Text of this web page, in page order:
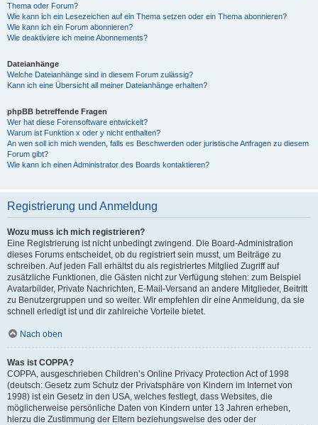
Thema oder Forum?
Wie kann ich ein Lesezeichen auf ein Thema setzen oder ein Thema abonnieren?
Wie kann ich ein Forum abonnieren?
Wie deaktiviere ich meine Abonnements?
Dateianhänge
Welche Dateianhänge sind in diesem Forum zulässig?
Kann ich eine Übersicht all meiner Dateianhänge erhalten?
phpBB betreffende Fragen
Wer hat diese Forensoftware entwickelt?
Warum ist Funktion x oder y nicht enthalten?
An wen soll ich mich wenden, falls es Beschwerden oder juristische Anfragen zu diesem
Forum gibt?
Wie kann ich einen Administrator des Boards kontaktieren?
Registrierung und Anmeldung
Wozu muss ich mich registrieren?
Eine Registrierung ist nicht unbedingt zwingend. Die Board-Administration
dieses Forums entscheidet, ob du registriert sein musst, um Beiträge zu
schreiben. Auf jeden Fall erhältst du als registriertes Mitglied Zugriff auf
zusätzliche Funktionen, die Gästen nicht zur Verfügung stehen: zum Beispiel
Avatarbilder, Private Nachrichten, E-Mail-Versand an andere Mitglieder, Beitritt
zu Benutzergruppen und so weiter. Wir empfehlen dir eine Anmeldung, da sie
schnell erledigt ist und dir zahlreiche Vorteile bietet.
Nach oben
Was ist COPPA?
COPPA, ausgeschrieben Children’s Online Privacy Protection Act of 1998
(deutsch: Gesetz zum Schutz der Privatsphäre von Kindern im Internet von
1998) ist ein Gesetz in den USA, welches festlegt, dass Websites, die
möglicherweise persönliche Daten von Kindern unter 13 Jahren erheben,
hierzu die Zustimmung der Eltern beziehungsweise des oder der